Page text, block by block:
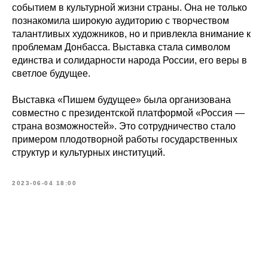
событием в культурной жизни страны. Она не только
познакомила широкую аудиторию с творчеством
талантливых художников, но и привлекла внимание к
проблемам Донбасса. Выставка стала символом
единства и солидарности народа России, его веры в
светлое будущее.
Выставка «Пишем будущее» была организована
совместно с президентской платформой «Россия —
страна возможностей». Это сотрудничество стало
примером плодотворной работы государственных
структур и культурных институций.
2023-06-04 18:00